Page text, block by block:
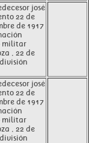
josé
22 de
de 1917
militar
, 22 de
josé
22 de
de 1917
militar
, 22 de